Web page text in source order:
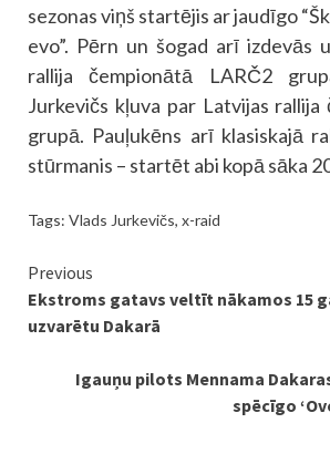
sezonas viņš startējis ar jaudīgo
evo”. Pērn un šogad arī izdevās
rallija čempionātā LARČ2
Jurkevičs kļuva par Latvijas rallija
grupā. Pauļukēns arī klasiskajā
stūrmanis – startēt abi kopā sāka
Tags: Vlads Jurkevičs, x-raid
Continue
Reading
Previous
Ekstroms gatavs veltīt nākamos 15
uzvarētu Dakarā
Igauņu pilots Mennama
spēcīgo